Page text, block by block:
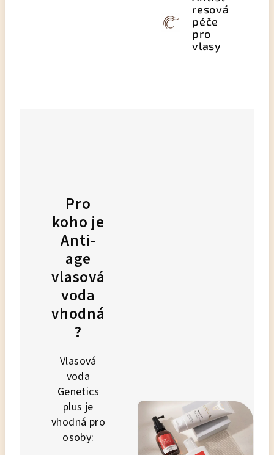
resová
péče
pro
vlasy
Pro
koho je
Anti-
age
vlasová
voda
vhodná
?
Vlasová
voda
Genetics
plus je
vhodná pro
osoby: